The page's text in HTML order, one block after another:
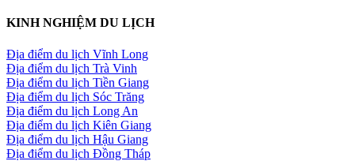
KINH NGHIỆM DU LỊCH
Địa điểm du lịch Vĩnh Long
Địa điểm du lịch Trà Vinh
Địa điểm du lịch Tiền Giang
Địa điểm du lịch Sóc Trăng
Địa điểm du lịch Long An
Địa điểm du lịch Kiên Giang
Địa điểm du lịch Hậu Giang
Địa điểm du lịch Đồng Tháp